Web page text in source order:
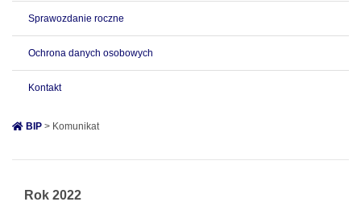
Sprawozdanie roczne
Ochrona danych osobowych
Kontakt
BIP > Komunikat
Rok 2022